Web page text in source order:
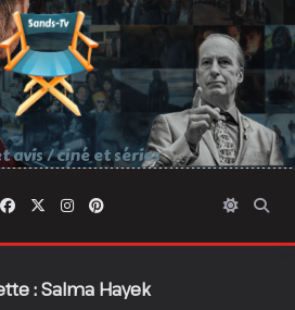
avis / ciné et séries
:Salma Hayek